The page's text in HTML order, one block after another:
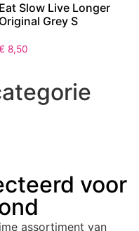
Eat Slow Live Longer
Original Grey S
8,50
voor
assortiment van